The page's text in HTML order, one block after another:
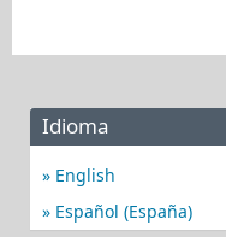
Idioma
English
Español (España)